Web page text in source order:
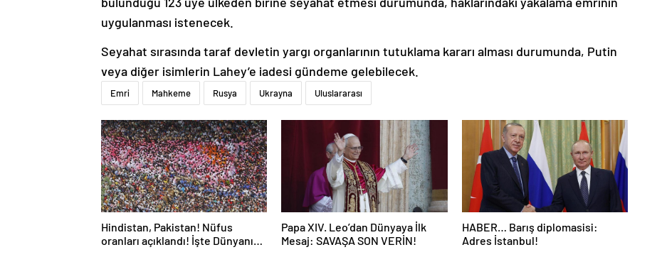
uygulanması istenecek.
Seyahat sırasında taraf devletin yargı organlarının tutuklama kararı alması durumunda, Putin
veya diğer isimlerin Lahey’e iadesi gündeme gelebilecek.
Emri Mahkeme Rusya Ukrayna Uluslararası
Hindistan, Pakistan! Nüfus
oranları açıklandı! İşte Dünyanın
Papa XIV. Leo’dan Dünyaya İlk
Mesaj: SAVAŞA SON VERİN!
HABER… Barış diplomasisi:
Adres İstanbul!